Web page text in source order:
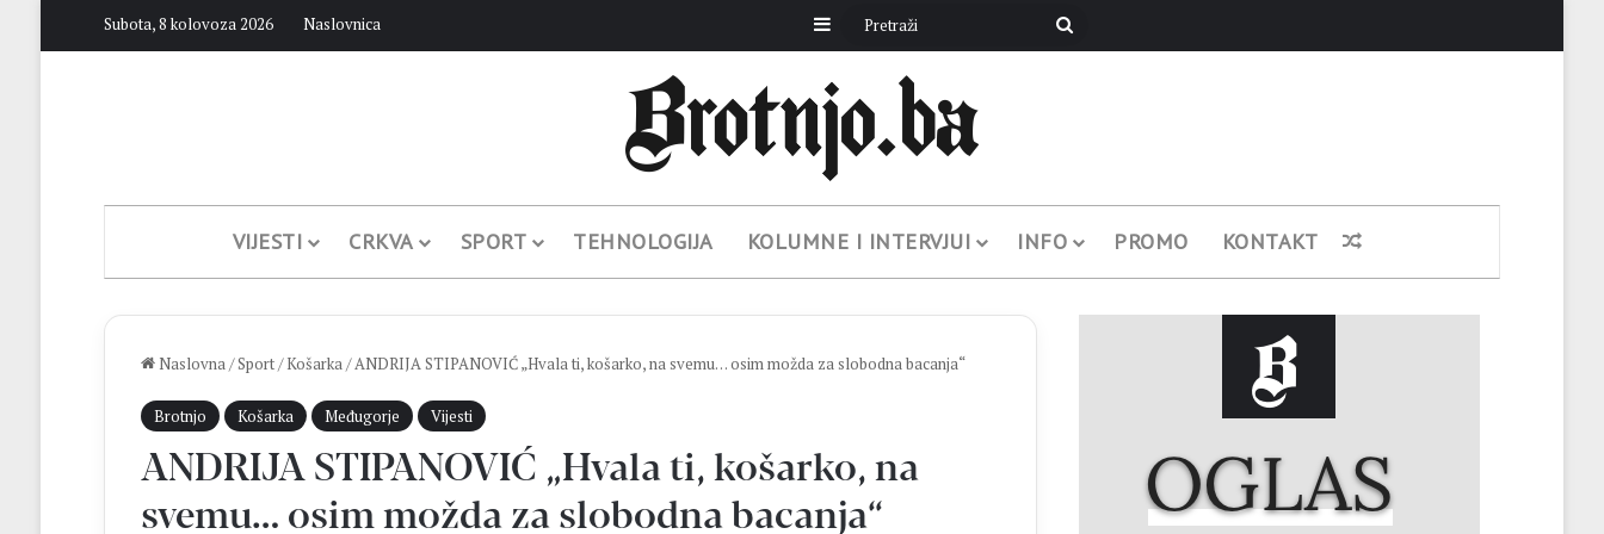
Subota, 8 kolovoza 2026 Naslovnica Sidebar Pretraži
VIJESTI CRKVA SPORT TEHNOLOGIJA KOLUMNE I INTERVJUI INFO PROMO KONTAKT Nasumični članak
Naslovna/Sport/ Košarka/ANDRIJA STIPANOVIĆ „Hvala ti, košarko, na svemu… osim možda za slobodna bacanja“
Brotnjo Košarka Međugorje Vijesti
ANDRIJA STIPANOVIĆ „Hvala ti, košarko, na
svemu… osim možda za slobodna bacanja“